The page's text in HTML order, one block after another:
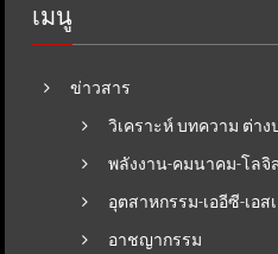
เมนู
ข่าวสาร
วิเคราะห์ บทความ ต่าง
พลังงาน-คมนาคม-โลจิ
อุตสาหกรรม-เออีซี-เอส
อาชญากรรม